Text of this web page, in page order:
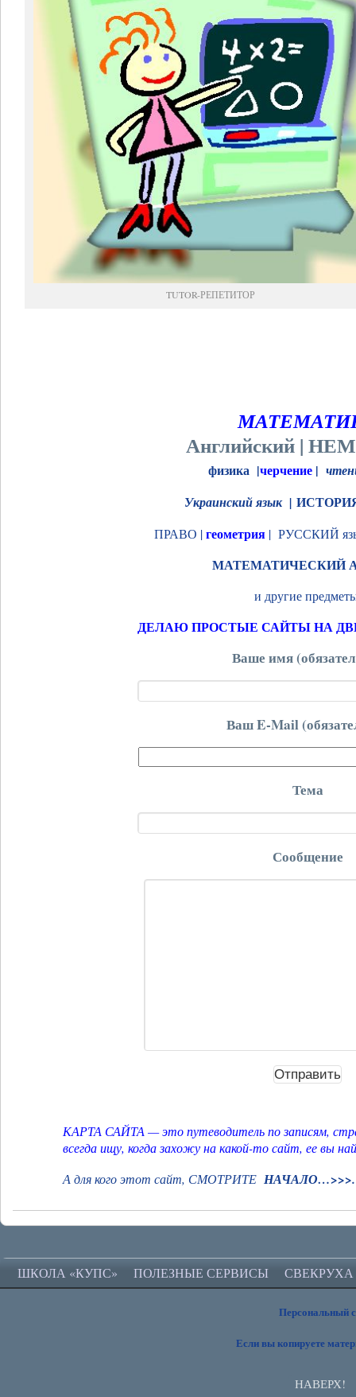
TUTOR-РЕПЕТИТОР
Английский |
физика |черчение |
Украинский язык |
ПРАВО |геометрия| РУССКИЙ
МАТЕМАТИЧЕСКИЙ
и другие
ДЕЛАЮ ПРОСТЫЕ САЙТЫ НА
Ваше имя
Ваш E-Mail
Тема
Сообщение
КАРТА САЙТА — это путеводитель по записям,
всегда ищу, когда захожу на какой-то сайт, ее вы
А для кого этот сайт, СМОТРИТЕ НАЧАЛО…>>>.
ШКОЛА «КУПС» ПОЛЕЗНЫЕ СЕРВИСЫ СВЕКРУХА
Персональный
Если вы копируете
НАВЕРХ!